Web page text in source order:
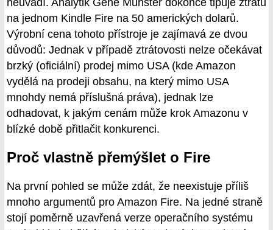
neuvádí. Analytik Gene Munster dokonce tipuje ztrátu
na jednom Kindle Fire na 50 amerických dolarů.
Výrobní cena tohoto přístroje je zajímavá ze dvou
důvodů: Jednak v případě ztrátovosti nelze očekávat
brzký (oficiální) prodej mimo USA (kde Amazon
vydělá na prodeji obsahu, na který mimo USA
mnohdy nemá příslušná práva), jednak lze
odhadovat, k jakým cenám může krok Amazonu v
blízké době přitlačit konkurenci.
Proč vlastně přemýšlet o Fire
Na první pohled se může zdát, že neexistuje příliš
mnoho argumentů pro Amazon Fire. Na jedné straně
stojí poměrně uzavřená verze operačního systému